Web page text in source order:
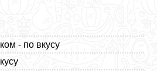
- по вкусу